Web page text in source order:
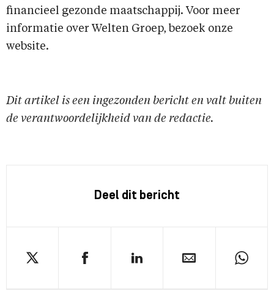
financieel gezonde maatschappij. Voor meer
informatie over Welten Groep, bezoek onze
website.
Dit artikel is een ingezonden bericht en valt buiten
de verantwoordelijkheid van de redactie.
Deel dit bericht